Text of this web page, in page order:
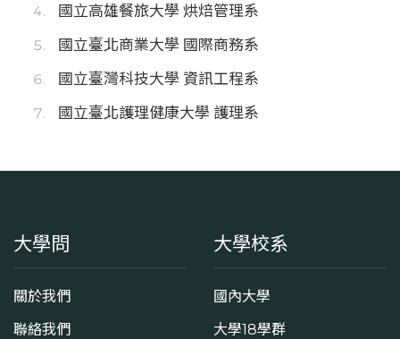
國立高雄餐旅大學 烘焙管理系
國立臺北商業大學 國際商務系
國立臺灣科技大學 資訊工程系
國立臺北護理健康大學 護理系
大學問
關於我們
聯絡我們
大學校系
國內大學
大學18學群